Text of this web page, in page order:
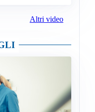
Altri video